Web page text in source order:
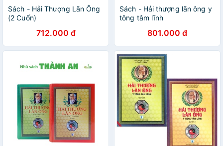
Sách - Hải Thượng Lãn Ông
(2 Cuốn)
712.000 đ
Sách - Hải thượng lãn ông y
tông tâm lĩnh
801.000 đ